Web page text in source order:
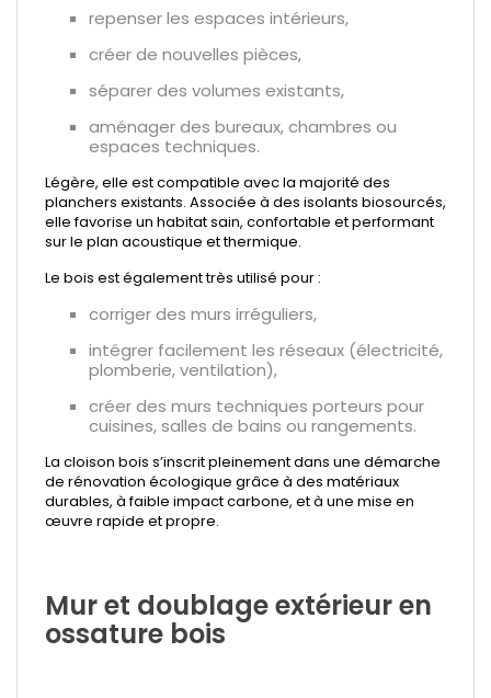
repenser les espaces intérieurs,
créer de nouvelles pièces,
séparer des volumes existants,
aménager des bureaux, chambres ou
espaces techniques.
Légère, elle est compatible avec la majorité des
planchers existants. Associée à des isolants biosourcés,
elle favorise un habitat sain, confortable et performant
sur le plan acoustique et thermique.
Le bois est également très utilisé pour :
corriger des murs irréguliers,
intégrer facilement les réseaux (électricité,
plomberie, ventilation),
créer des murs techniques porteurs pour
cuisines, salles de bains ou rangements.
La cloison bois s’inscrit pleinement dans une démarche
de rénovation écologique grâce à des matériaux
durables, à faible impact carbone, et à une mise en
œuvre rapide et propre.
Mur et doublage extérieur en
ossature bois